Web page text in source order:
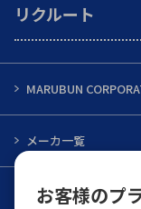
お客様のプ
リクルート
MARUBUN
メーカ一覧
インフォメーション